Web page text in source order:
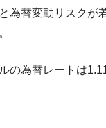
為替変動リスクが
の為替レートは